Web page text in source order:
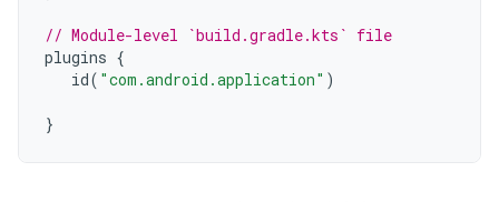
// Module-level `build.gradle.kts` file
plugins {
id( "com.android.application" )
}